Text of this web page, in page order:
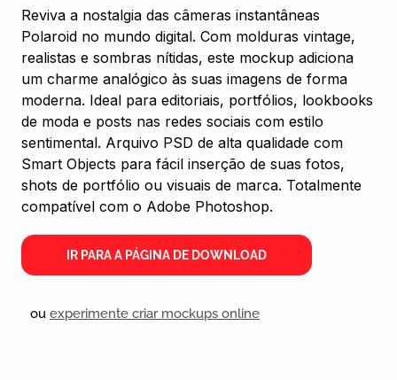
Reviva a nostalgia das câmeras instantâneas
Polaroid no mundo digital. Com molduras vintage,
realistas e sombras nítidas, este mockup adiciona
um charme analógico às suas imagens de forma
moderna. Ideal para editoriais, portfólios, lookbooks
de moda e posts nas redes sociais com estilo
sentimental. Arquivo PSD de alta qualidade com
Smart Objects para fácil inserção de suas fotos,
shots de portfólio ou visuais de marca. Totalmente
compatível com o Adobe Photoshop.
IR PARA A PÁGINA DE DOWNLOAD
ou experimente criar mockups online